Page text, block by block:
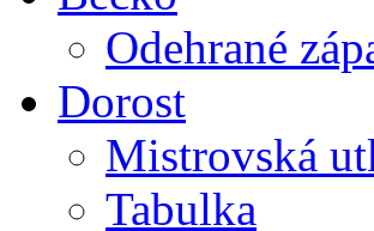
Odehrané
Dorost
Mistrovská
Tabulka